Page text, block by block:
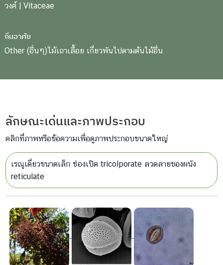
วงศ์ | Vitaceae
ถิ่นอาศัย
Other (อื่นๆ)ไม้เถาเลื้อย เกี่ยวพันไปตามต้นไม้อื่น
ลักษณะเด่นและภาพประกอบ
คลิกที่ภาพหรือข้อความเพื่อดูภาพประกอบขนาดใหญ่
เรณูเดี่ยวขนาดเล็ก ช่องเปิด tricolporate ลวดลายของผนัง
reticulate